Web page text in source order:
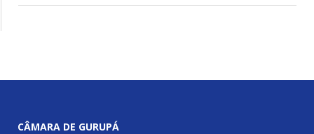
CÂMARA DE GURUPÁ